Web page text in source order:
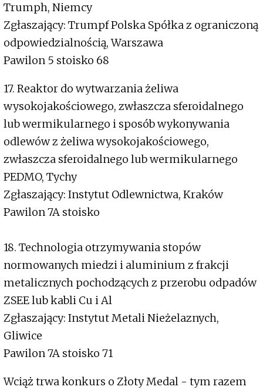
Trumph, Niemcy
Zgłaszający: Trumpf Polska Spółka z ograniczoną
odpowiedzialnością, Warszawa
Pawilon 5 stoisko 68
17. Reaktor do wytwarzania żeliwa
wysokojakościowego, zwłaszcza sferoidalnego
lub wermikularnego i sposób wykonywania
odlewów z żeliwa wysokojakościowego,
zwłaszcza sferoidalnego lub wermikularnego
PEDMO, Tychy
Zgłaszający: Instytut Odlewnictwa, Kraków
Pawilon 7A stoisko
18. Technologia otrzymywania stopów
normowanych miedzi i aluminium z frakcji
metalicznych pochodzących z przerobu odpadów
ZSEE lub kabli Cu i Al
Zgłaszający: Instytut Metali Nieżelaznych,
Gliwice
Pawilon 7A stoisko 71
Wciąż trwa konkurs o Złoty Medal - tym razem